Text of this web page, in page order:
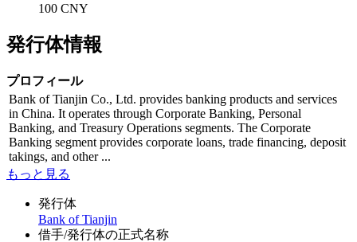
100 CNY
発行体情報
プロフィール
Bank of Tianjin Co., Ltd. provides banking products and services
in China. It operates through Corporate Banking, Personal
Banking, and Treasury Operations segments. The Corporate
Banking segment provides corporate loans, trade financing, deposit
takings, and other ...
もっと見る
発行体
Bank of Tianjin
借手/発行体の正式名称